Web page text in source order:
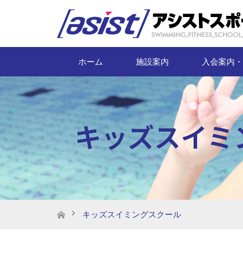
ホーム 施設案内 入会案内
キッズスイ
ホームキッズスイミングスクール